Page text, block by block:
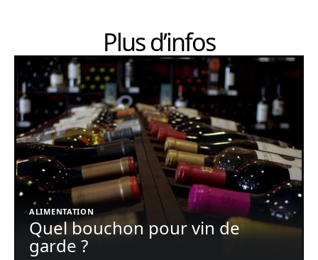
Plus d’infos
ALIMENTATION
Quel bouchon pour vin de
garde ?